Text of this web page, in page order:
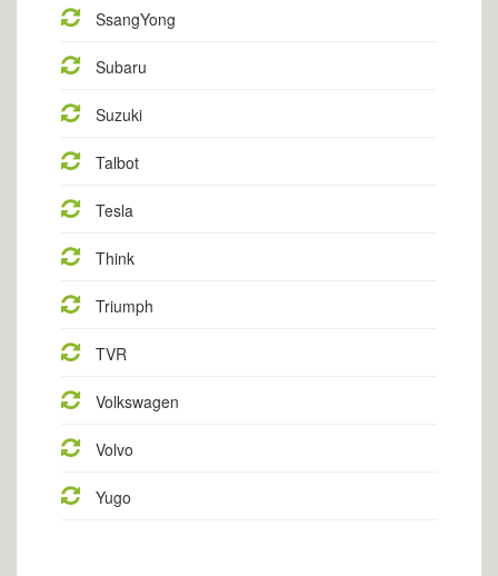
SsangYong
Subaru
Suzuki
Talbot
Tesla
Think
Triumph
TVR
Volkswagen
Volvo
Yugo